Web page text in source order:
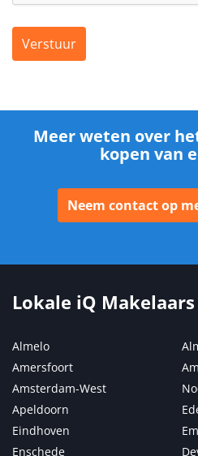
Verstuur
Meer weten over
kopen van
Neem contact op
Lokale iQ Makelaars
Almelo
Amersfoort
Amsterdam-West
Apeldoorn
Eindhoven
Enschede